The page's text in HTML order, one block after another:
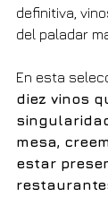
definitiva,
del paladar
En esta
diez vinos
mesa,
estar